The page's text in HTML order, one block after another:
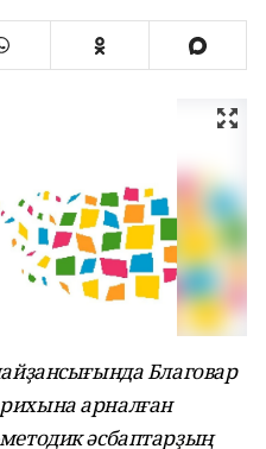
Благовар
арналған
әсбаптарҙың